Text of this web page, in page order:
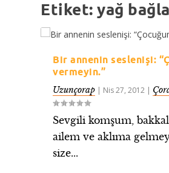
Etiket:yağ
Bir annenin seslenişi:
vermeyin.”
Uzunçorap | Nis 27, 2012 |
Sevgili komşum,
ailem ve aklıma
size...